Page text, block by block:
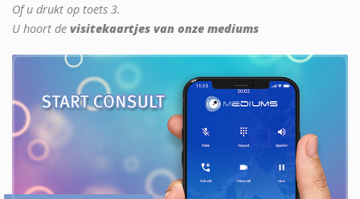
Of u drukt op toets 3.
U hoort de visitekaartjes van onze mediums